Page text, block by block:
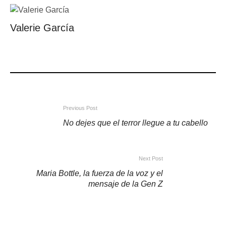
Valerie García
Previous Post
No dejes que el terror llegue a tu cabello
Next Post
Maria Bottle, la fuerza de la voz y el
mensaje de la Gen Z